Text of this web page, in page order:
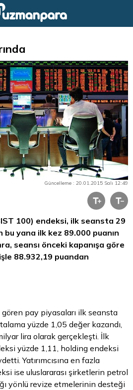
Güncelleme : 20.01.2015 Salı 12:49
100) endeksi, ilk seansta 29
bu yana ilk kez 89.000 puanın
seansı önceki kapanışa göre
88.932,19 puandan
pay piyasaları ilk seansta
yüzde 1,05 değer kazandı,
lira olarak gerçekleşti. İlk
yüzde 1,11, holding endeksi
Yatırımcısına en fazla
ise uluslararası şirketlerin petrol
yönlü revize etmelerinin desteği